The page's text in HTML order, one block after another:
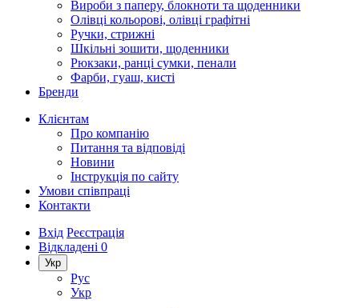
Вироби з паперу, блокноти та щоденники
Олівці кольорові, олівці графітні
Ручки, стрижні
Шкільні зошити, щоденники
Рюкзаки, ранці сумки, пенали
Фарби, гуаш, кисті
Бренди
Клієнтам
Про компанію
Питання та відповіді
Новини
Інструкція по сайту
Умови співпраці
Контакти
Вхід Реєстрація
Відкладені 0
Укр
Рус
Укр